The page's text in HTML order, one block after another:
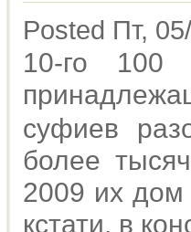
Posted Пт,
10-го 100
суфиев
более
2009 их
кстати, в